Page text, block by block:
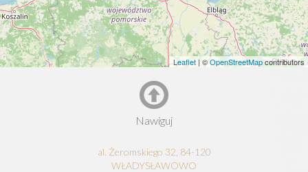
Leaflet | ©OpenStreetMapcontributors
Nawiguj
al. Żeromskiego 32, 84-120
WŁADYSŁAWOWO